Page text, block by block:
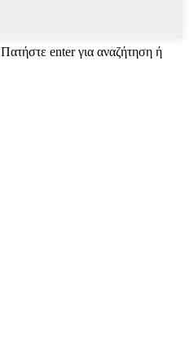
Πατήστε enter για αναζήτηση ή